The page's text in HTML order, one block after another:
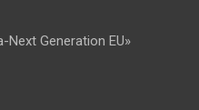
Next Generation EU»